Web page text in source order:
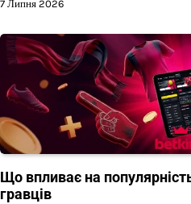
7 Липня 2026
Що впливає на
гравців